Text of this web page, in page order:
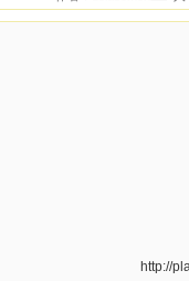
http://